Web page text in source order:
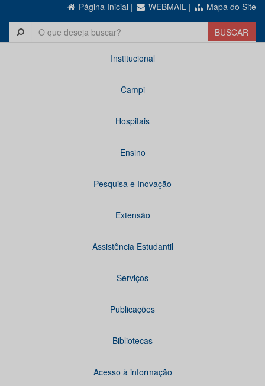
Página Inicial | WEBMAIL | Mapa do Site
Institucional
Campi
Hospitais
Ensino
Pesquisa e Inovação
Extensão
Assistência Estudantil
Serviços
Publicações
Bibliotecas
Acesso à informação